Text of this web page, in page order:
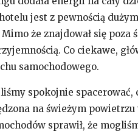
jest z pewnością
że znajdował się
Co ciekawe,
samochodowego.
spokojnie spacerować,
na świeżym
sprawił, że